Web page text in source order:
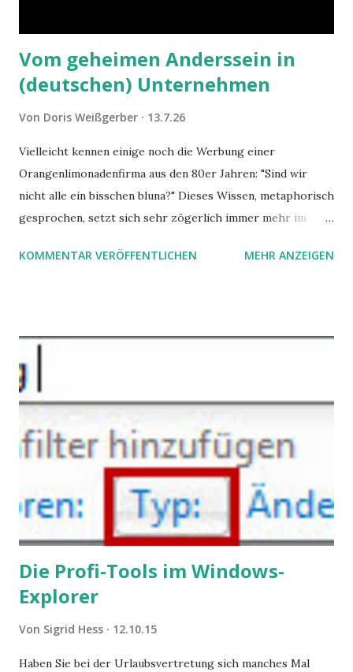
Vom geheimen Anderssein in
(deutschen) Unternehmen
Von Doris Weißgerber 13.7.26
Vielleicht kennen einige noch die Werbung einer
Orangenlimonadenfirma aus den 80er Jahren: "Sind wir
nicht alle ein bisschen bluna?" Dieses Wissen, metaphorisch
gesprochen, setzt sich sehr zögerlich immer mehr im
gleich. Im Arbeitskontext kann es zu nicht verstandenen
Angstzuständen ihrer Mitglieder. Dafür könnte es Gründe
geben, die weitgehend noch im Dunkeln zu liegen scheinen.
KOMMENTAR VERÖFFENTLICHEN MEHR ANZEIGEN
Die Profi-Tools im Windows-
Explorer
Von Sigrid Hess 12.10.15
Haben Sie bei der Urlaubsvertretung sich manches Mal